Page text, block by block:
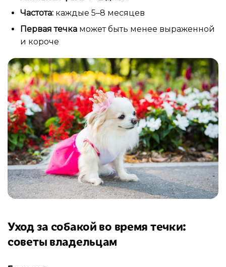
Частота: каждые 5–8 месяцев
Первая течка может быть менее выраженной
и короче
Уход за собакой во время течки:
советы владельцам